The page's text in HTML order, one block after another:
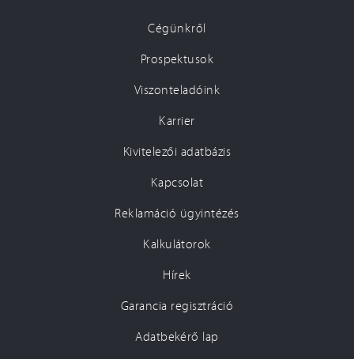
Cégünkről
Prospektusok
Viszonteladóink
Karrier
Kivitelezői adatbázis
Kapcsolat
Reklamáció ügyintézés
Kalkulátorok
Hírek
Garancia regisztráció
Adatbekérő lap